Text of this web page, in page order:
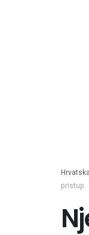
pristup